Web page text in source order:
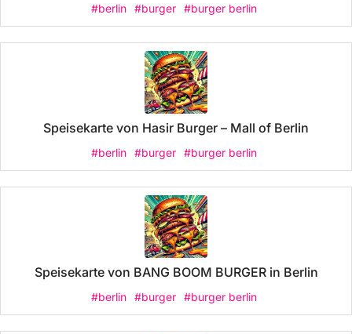
#berlin #burger #burger berlin
Speisekarte von Hasir Burger – Mall of Berlin
#berlin #burger #burger berlin
Speisekarte von BANG BOOM BURGER in Berlin
#berlin #burger #burger berlin